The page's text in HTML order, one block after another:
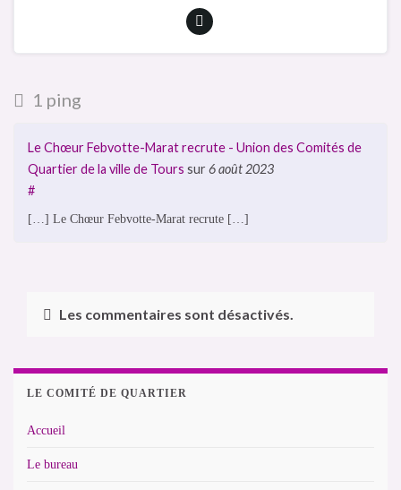
1 ping
Le Chœur Febvotte-Marat recrute - Union des Comités de
Quartier de la ville de Tours sur 6 août 2023
#
[…] Le Chœur Febvotte-Marat recrute […]
Les commentaires sont désactivés.
LE COMITÉ DE QUARTIER
Accueil
Le bureau